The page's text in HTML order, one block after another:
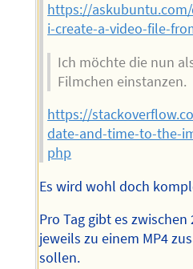
https://
i-create-a-video-file-
Ich möchte die nun
Filmchen einstanzen.
https://
date-and-time-to-the-
php
Es wird wohl doch
Pro Tag gibt es
jeweils zu einem MP4
sollen.